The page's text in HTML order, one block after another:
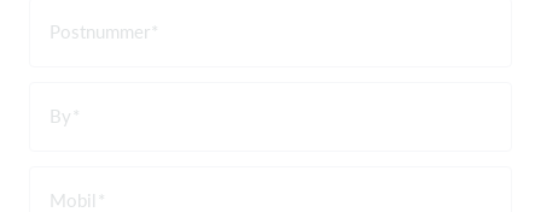
Postnummer
By
Mobil